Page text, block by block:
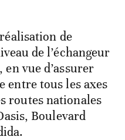
de
de l’échangeur
en vue d’assurer
entre tous les axes
routes nationales
Boulevard